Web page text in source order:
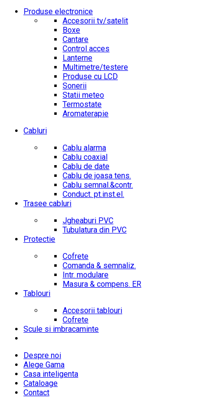
Produse electronice
Accesorii tv/satelit
Boxe
Cantare
Control acces
Lanterne
Multimetre/testere
Produse cu LCD
Sonerii
Statii meteo
Termostate
Aromaterapie
Cabluri
Cablu alarma
Cablu coaxial
Cablu de date
Cablu de joasa tens.
Cablu semnal.&contr.
Conduct. pt.inst.el.
Trasee cabluri
Jgheaburi PVC
Tubulatura din PVC
Protectie
Cofrete
Comanda & semnaliz.
Intr. modulare
Masura & compens. ER
Tablouri
Accesorii tablouri
Cofrete
Scule si imbracaminte
Despre noi
Alege Gama
Casa inteligenta
Cataloage
Contact